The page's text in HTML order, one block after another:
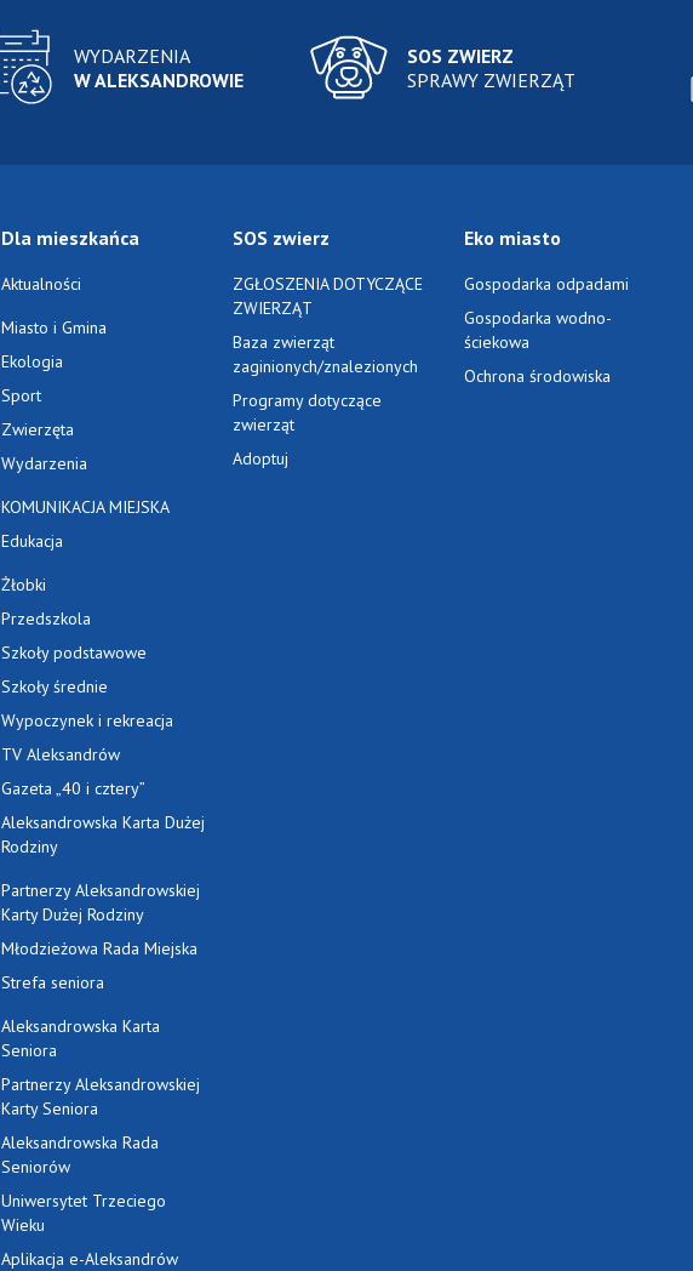
WYDARZENIA
W ALEKSANDROWIE
SOS ZWIERZ
SPRAWY ZWIERZĄT
Dla mieszkańca
Aktualności
Miasto i Gmina
Ekologia
Sport
Zwierzęta
Wydarzenia
KOMUNIKACJA MIEJSKA
Edukacja
Żłobki
Przedszkola
Szkoły podstawowe
Szkoły średnie
Wypoczynek i rekreacja
TV Aleksandrów
Gazeta „40 i cztery”
Aleksandrowska Karta Dużej
Rodziny
Partnerzy Aleksandrowskiej
Karty Dużej Rodziny
Młodzieżowa Rada Miejska
Strefa seniora
Aleksandrowska Karta
Seniora
Partnerzy Aleksandrowskiej
Karty Seniora
Aleksandrowska Rada
Seniorów
Uniwersytet Trzeciego
Wieku
Aplikacja e-Aleksandrów
SOS zwierz
ZGŁOSZENIA DOTYCZĄCE
ZWIERZĄT
Baza zwierząt
zaginionych/znalezionych
Programy dotyczące
zwierząt
Adoptuj
Eko miasto
Gospodarka odpadami
Gospodarka wodno-
ściekowa
Ochrona środowiska